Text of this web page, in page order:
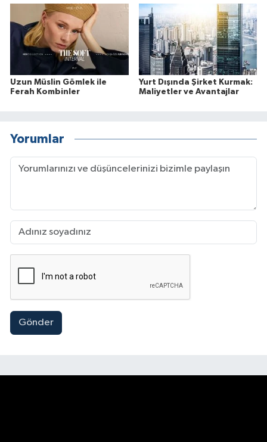
Uzun Müslin Gömlek ile
Ferah Kombinler
Yurt Dışında Şirket Kurmak:
Maliyetler ve Avantajlar
Yorumlar
Gönder